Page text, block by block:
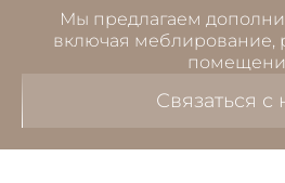
Мы предлагаем
включая меблирование,
Связаться с